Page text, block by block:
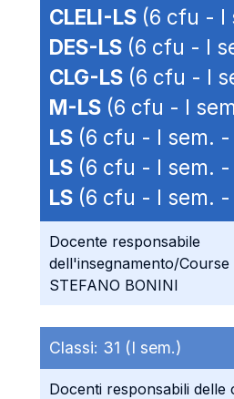
CLELI-LS (6 cfu - I
DES-LS (6 cfu - I
CLG-LS (6 cfu - I
M-LS (6 cfu - I
LS (6 cfu - I sem.
LS (6 cfu - I sem.
LS (6 cfu - I sem. -
Docente responsabile
dell'insegnamento/Course
STEFANO BONINI
Classi: 31 (I sem.)
Docenti responsabili delle